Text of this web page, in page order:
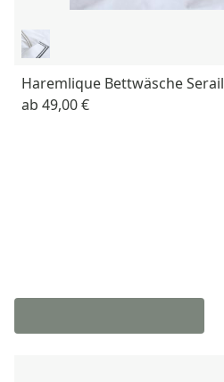
Haremlique Bettwäsche Serail
ab 49,00 €